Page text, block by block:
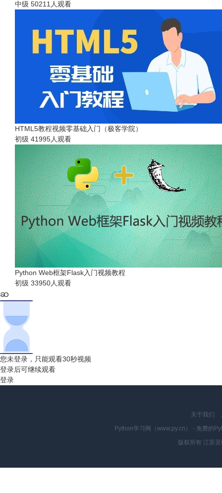
中级 50211人观看
HTML5教程视频零基础入门（极客学院）
初级 41995人观看
Python Web框架Flask入门视频教程
初级 33950人观看
您未登录，只能观看30秒视频
登录后可继续观看
登录
关于我们
Python学习网（www.py.cn） - 免费的
版权所有 江苏